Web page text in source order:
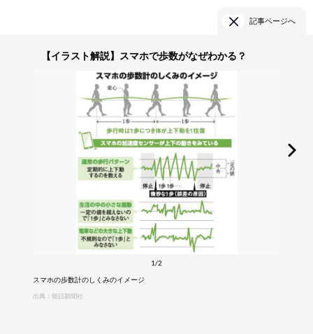
記事ページへ
【イラスト解説】スマホで歩数がなぜわかる？
1/2
スマホの歩数計のしくみのイメージ
出典：朝日新聞社